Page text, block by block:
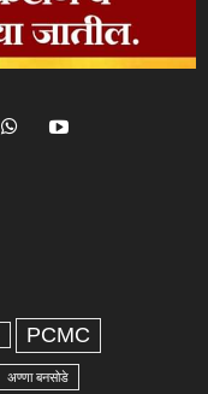
PCMC
अण्णा बनसोडे